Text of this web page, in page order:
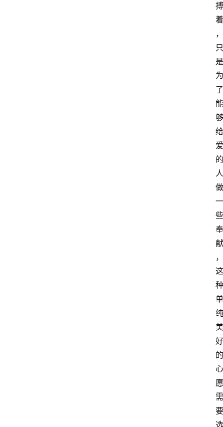
搏
着
，
只
是
为
了
能
够
给
爱
的
人
做
一
些
奉
献
，
这
种
单
纯
美
好
的
心
愿
需
要
选